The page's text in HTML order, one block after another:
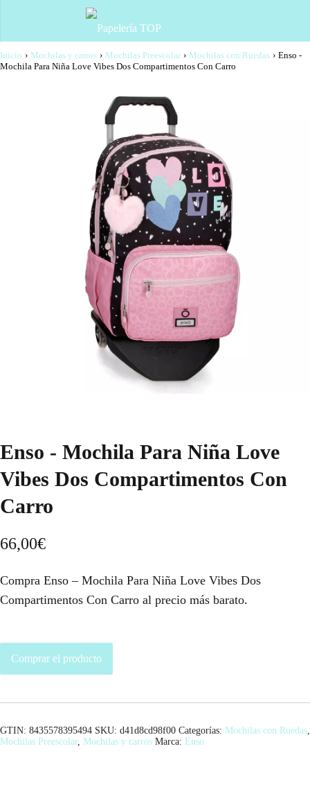
Inicio › Mochilas y carros › Mochilas Preescolar › Mochilas con Ruedas › Enso -
Mochila Para Niña Love Vibes Dos Compartimentos Con Carro
Enso - Mochila Para Niña Love
Vibes Dos Compartimentos Con
Carro
66,00€
Compra Enso – Mochila Para Niña Love Vibes Dos
Compartimentos Con Carro al precio más barato.
Comprar el producto
GTIN: 8435578395494 SKU: d41d8cd98f00 Categorías: Mochilas con Ruedas,
Mochilas Preescolar, Mochilas y carros Marca: Enso